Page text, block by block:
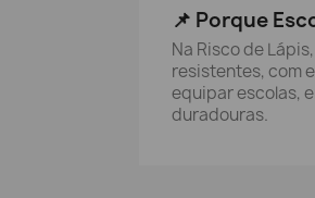
📌 Porque
Na Risco de
resistentes, com
equipar escolas,
duradouras.